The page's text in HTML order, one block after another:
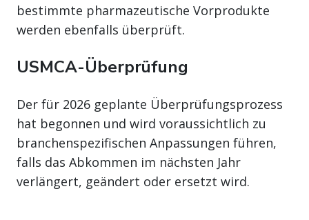
bestimmte pharmazeutische Vorprodukte
werden ebenfalls überprüft.
USMCA-Überprüfung
Der für 2026 geplante Überprüfungsprozess
hat begonnen und wird voraussichtlich zu
branchenspezifischen Anpassungen führen,
falls das Abkommen im nächsten Jahr
verlängert, geändert oder ersetzt wird.